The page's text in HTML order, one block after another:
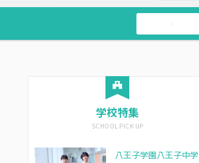
帰国生
学校特集
八王子学園八王子中学